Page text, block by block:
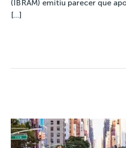
(IBRAM) emitiu parecer que
[…]